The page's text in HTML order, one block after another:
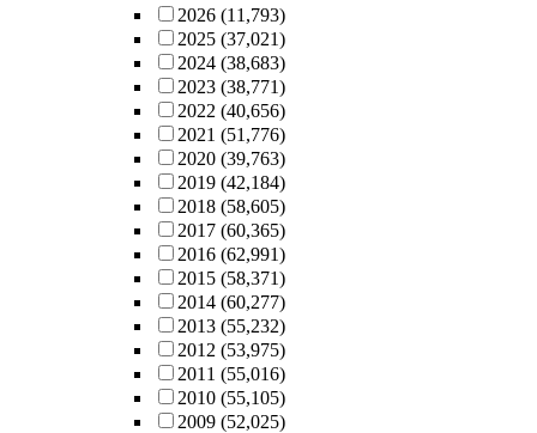
2026 (11,793)
2025 (37,021)
2024 (38,683)
2023 (38,771)
2022 (40,656)
2021 (51,776)
2020 (39,763)
2019 (42,184)
2018 (58,605)
2017 (60,365)
2016 (62,991)
2015 (58,371)
2014 (60,277)
2013 (55,232)
2012 (53,975)
2011 (55,016)
2010 (55,105)
2009 (52,025)